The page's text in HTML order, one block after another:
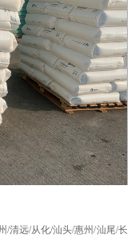
/清远/从化/汕头/惠州/汕尾/长